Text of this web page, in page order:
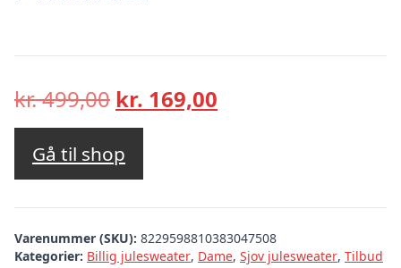
kr.499,00 Den
oprindelige
pris
var:
kr. 499,00.
kr. 169,00
kr. 169,00.
Gå til shop
Varenummer (SKU): 8229598810383047508
Kategorier: Billig julesweater, Dame, Sjov julesweater, Tilbud